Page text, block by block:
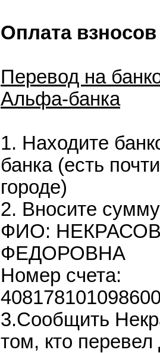
Оплата взносов
Перевод на
Альфа-банка
1. Находите
банка (есть
городе)
2. Вносите
ФИО:
ФЕДОРОВНА
Номер счета:
3.Сообщить
том, кто перевел